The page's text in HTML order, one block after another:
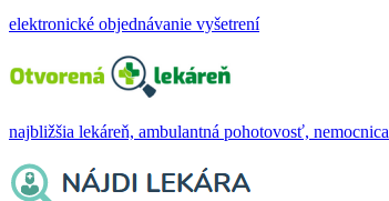
elektronické objednávanie vyšetrení
najbližšia lekáreň, ambulantná pohotovosť, nemocnica